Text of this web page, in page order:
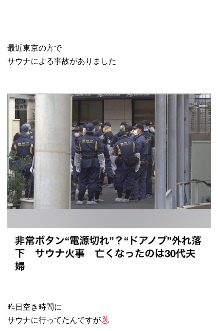
最近東京の方で
サウナによる事故がありました
昨日空き時間に
サウナに行ってたんですが